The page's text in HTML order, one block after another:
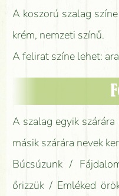
A koszorú szalag
krém, nemzeti színű.
A felirat színe lehet:
A szalag egyik
másik szárára nevek
Búcsúzunk /
őrizzük / Emléked